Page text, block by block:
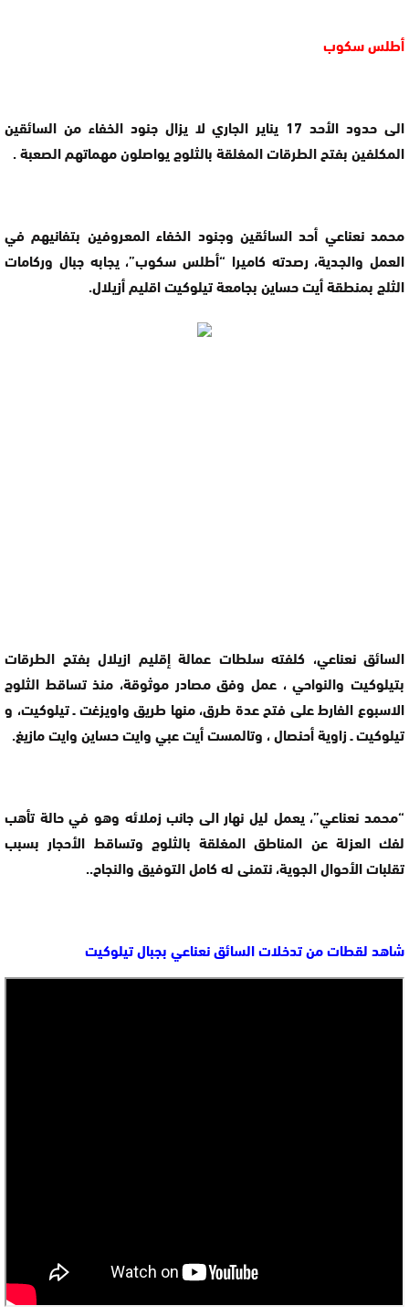
أطلس سكوب
الى حدود الأحد 17 يناير الجاري لا يزال جنود الخفاء من السائقين
المكلفين بفتح الطرقات المغلقة بالثلوج يواصلون مهماتهم الصعبة .
محمد نعناعي أحد السائقين وجنود الخفاء المعروفين بتفانيهم في
العمل والجدية، رصدته كاميرا “أطلس سكوب”، يجابه جبال وركامات
الثلج بمنطقة أيت حساين بجامعة تيلوكيت اقليم أزيلال.
السائق نعناعي، كلفته سلطات عمالة إقليم ازيلال بفتح الطرقات
بتيلوكيت والنواحي ، عمل وفق مصادر موثوقة، منذ تساقط الثلوج
الاسبوع الفارط على فتح عدة طرق، منها طريق واويزغت ـ تيلوكيت، و
تيلوكيت ـ زاوية أحنصال ، وتالمست أيت عبي وايت حساين وايت مازيغ.
“محمد نعناعي”، يعمل ليل نهار الى جانب زملائه وهو في حالة تأهب
لفك العزلة عن المناطق المغلقة بالثلوج وتساقط الأحجار بسبب
تقلبات الأحوال الجوية، نتمنى له كامل التوفيق والنجاح..
شاهد لقطات من تدخلات السائق نعناعي بجبال تيلوكيت